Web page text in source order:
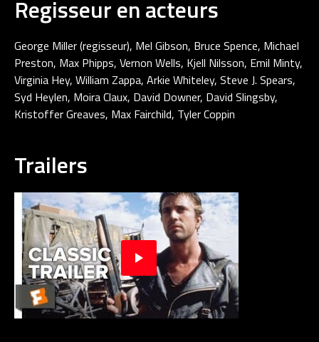
Regisseur en acteurs
George Miller (regisseur), Mel Gibson, Bruce Spence, Michael
Preston, Max Phipps, Vernon Wells, Kjell Nilsson, Emil Minty,
Virginia Hey, William Zappa, Arkie Whiteley, Steve J. Spears,
Syd Heylen, Moira Claux, David Downer, David Slingsby,
Kristoffer Greaves, Max Fairchild, Tyler Coppin
Trailers